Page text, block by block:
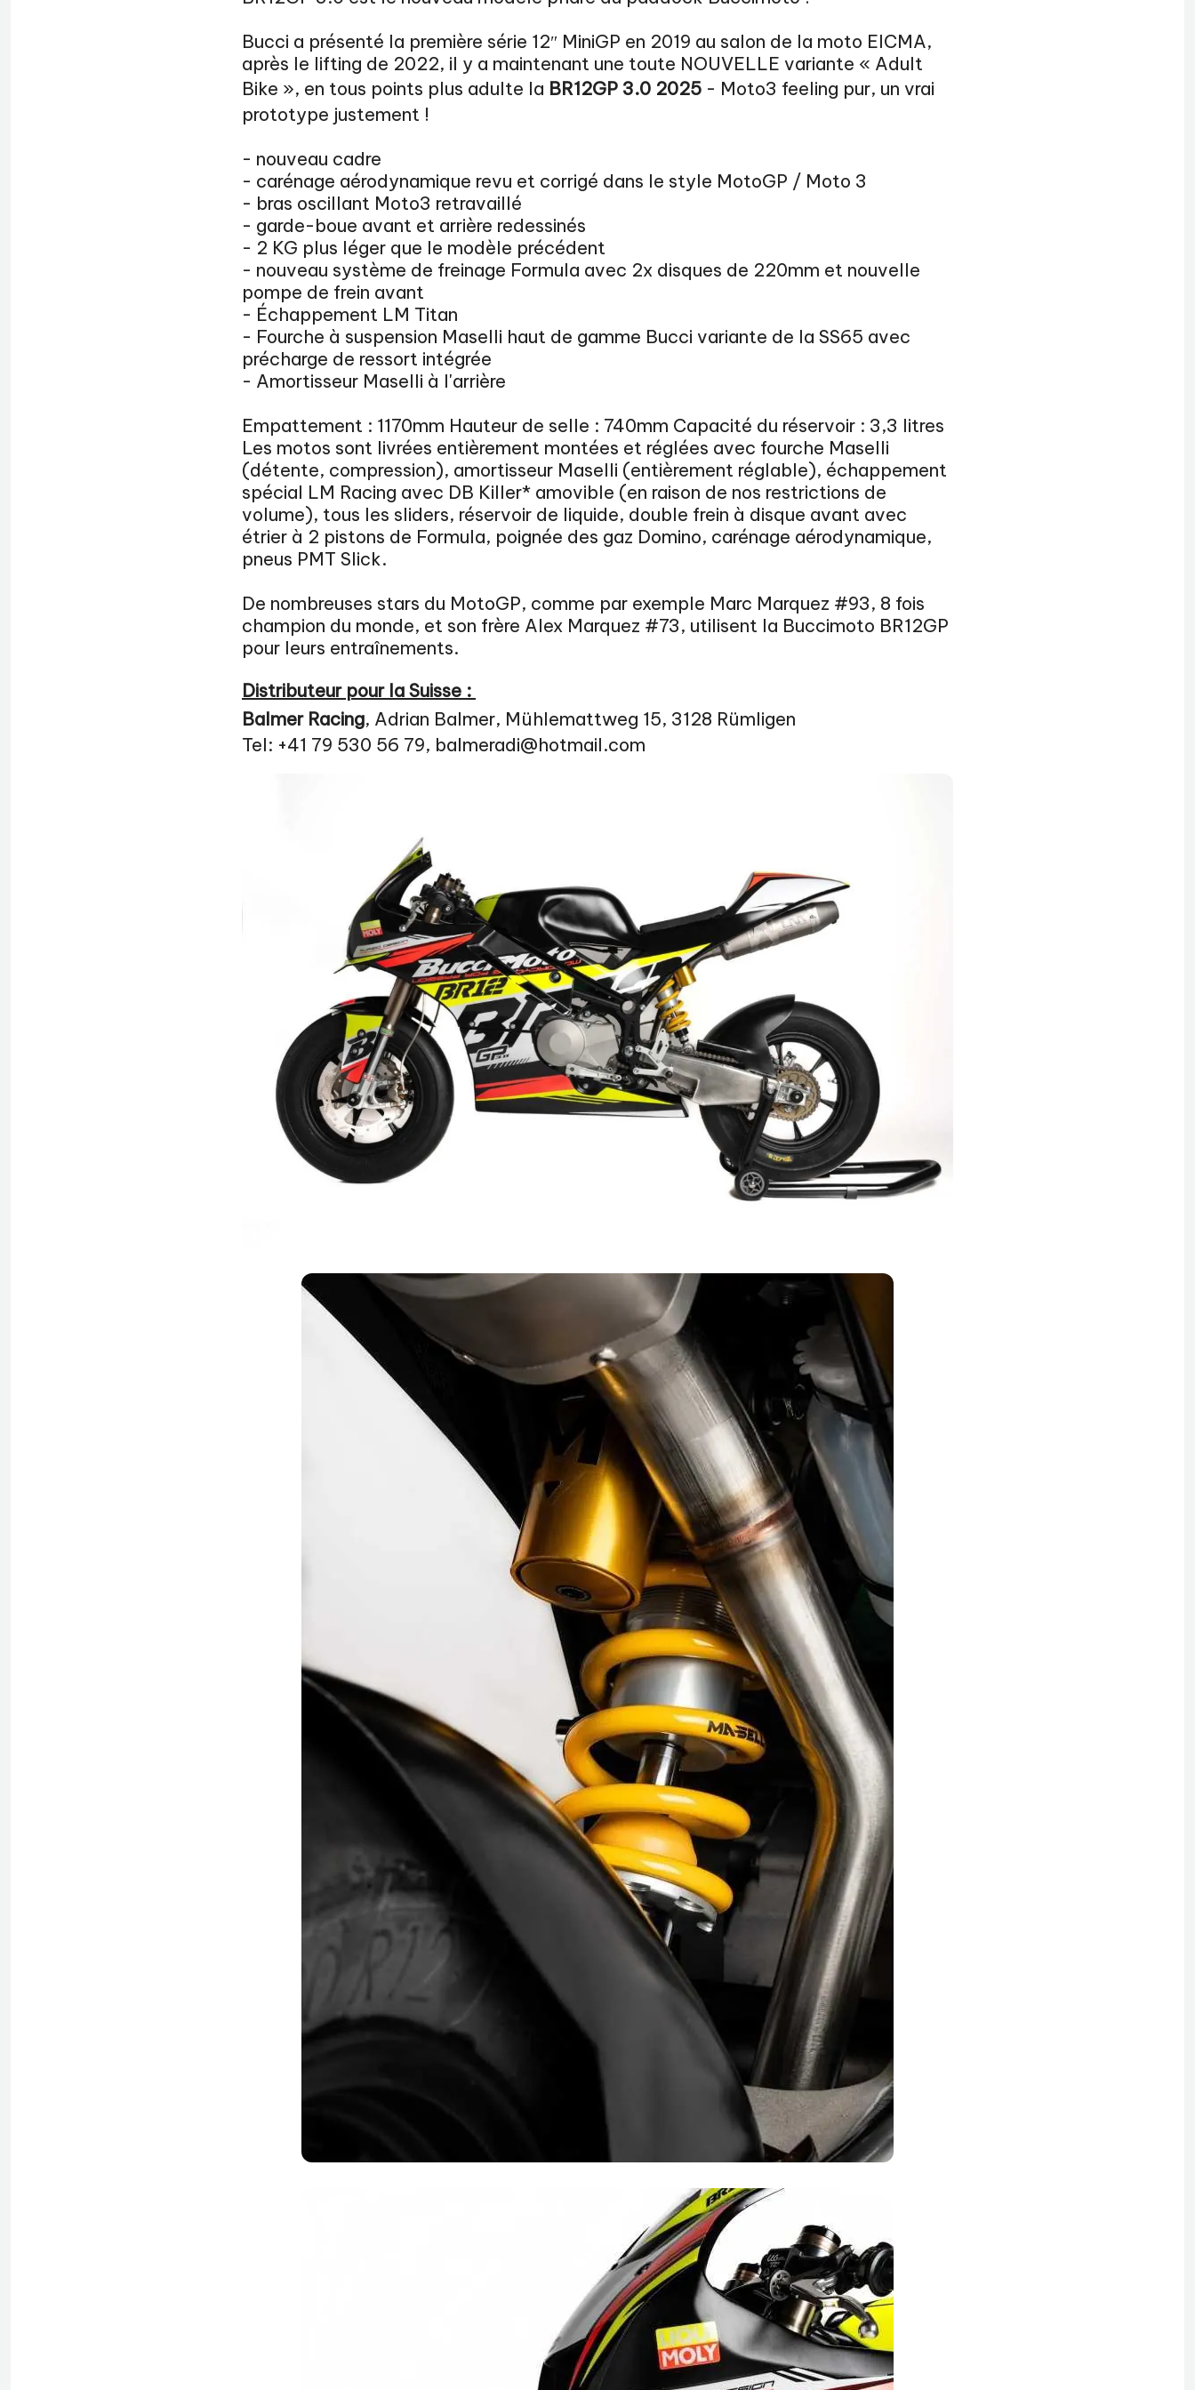
Bucci a présenté la première série 12″ MiniGP en 2019 au salon de la moto EICMA,
après le lifting de 2022, il y a maintenant une toute NOUVELLE variante « Adult
Bike », en tous points plus adulte la BR12GP 3.0 2025 - Moto3 feeling pur, un vrai
prototype justement !
- nouveau cadre
- carénage aérodynamique revu et corrigé dans le style MotoGP / Moto 3
- bras oscillant Moto3 retravaillé
- garde-boue avant et arrière redessinés
- 2 KG plus léger que le modèle précédent
- nouveau système de freinage Formula avec 2x disques de 220mm et nouvelle
pompe de frein avant
- Échappement LM Titan
- Fourche à suspension Maselli haut de gamme Bucci variante de la SS65 avec
précharge de ressort intégrée
- Amortisseur Maselli à l'arrière
Empattement : 1170mm Hauteur de selle : 740mm Capacité du réservoir : 3,3 litres
Les motos sont livrées entièrement montées et réglées avec fourche Maselli
(détente, compression), amortisseur Maselli (entièrement réglable), échappement
spécial LM Racing avec DB Killer* amovible (en raison de nos restrictions de
volume), tous les sliders, réservoir de liquide, double frein à disque avant avec
étrier à 2 pistons de Formula, poignée des gaz Domino, carénage aérodynamique,
pneus PMT Slick.
De nombreuses stars du MotoGP, comme par exemple Marc Marquez #93, 8 fois
champion du monde, et son frère Alex Marquez #73, utilisent la Buccimoto BR12GP
pour leurs entraînements.
Distributeur pour la Suisse :
Balmer Racing, Adrian Balmer, Mühlemattweg 15, 3128 Rümligen
Tel: +41 79 530 56 79, balmeradi@hotmail.com